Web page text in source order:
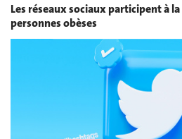
Les réseaux sociaux participent à
personnes obèses